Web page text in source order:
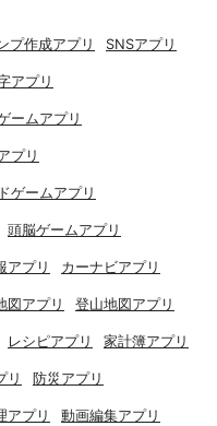
プ作成アプリ SNSアプリ
アプリ
ームアプリ
プリ
ゲームアプリ
頭脳ゲームアプリ
アプリ カーナビアプリ
図アプリ 登山地図アプリ
レシピアプリ 家計簿アプリ
リ 防災アプリ
アプリ 動画編集アプリ